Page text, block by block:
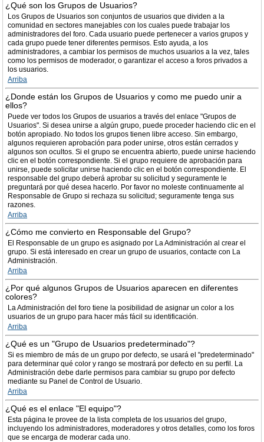
¿Qué son los Grupos de Usuarios?
Los Grupos de Usuarios son conjuntos de usuarios que dividen a la
comunidad en sectores manejables con los cuales puede trabajar los
administradores del foro. Cada usuario puede pertenecer a varios grupos y
cada grupo puede tener diferentes permisos. Esto ayuda, a los
administradores, a cambiar los permisos de muchos usuarios a la vez, tales
como los permisos de moderador, o garantizar el acceso a foros privados a
los usuarios.
Arriba
¿Donde están los Grupos de Usuarios y como me puedo unir a
ellos?
Puede ver todos los Grupos de usuarios a través del enlace "Grupos de
Usuarios". Si desea unirse a algún grupo, puede proceder haciendo clic en el
botón apropiado. No todos los grupos tienen libre acceso. Sin embargo,
algunos requieren aprobación para poder unirse, otros están cerrados y
algunos son ocultos. Si el grupo se encuentra abierto, puede unirse haciendo
clic en el botón correspondiente. Si el grupo requiere de aprobación para
unirse, puede solicitar unirse haciendo clic en el botón correspondiente. El
responsable del grupo deberá aprobar su solicitud y seguramente le
preguntará por qué desea hacerlo. Por favor no moleste continuamente al
Responsable de Grupo si rechaza su solicitud; seguramente tenga sus
razones.
Arriba
¿Cómo me convierto en Responsable del Grupo?
El Responsable de un grupo es asignado por La Administración al crear el
grupo. Si está interesado en crear un grupo de usuarios, contacte con La
Administración.
Arriba
¿Por qué algunos Grupos de Usuarios aparecen en diferentes
colores?
La Administración del foro tiene la posibilidad de asignar un color a los
usuarios de un grupo para hacer más fácil su identificación.
Arriba
¿Qué es un "Grupo de Usuarios predeterminado"?
Si es miembro de más de un grupo por defecto, se usará el "predeterminado"
para determinar qué color y rango se mostrará por defecto en su perfil. La
Administración debe darle permisos para cambiar su grupo por defecto
mediante su Panel de Control de Usuario.
Arriba
¿Qué es el enlace "El equipo"?
Esta página le provee de la lista completa de los usuarios del grupo,
incluyendo los administradores, moderadores y otros detalles, como los foros
que se encarga de moderar cada uno.